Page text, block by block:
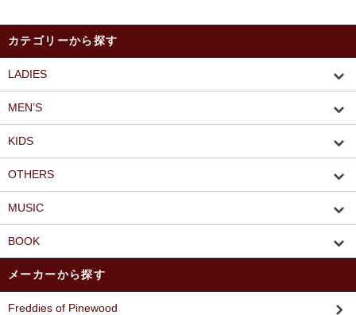
カテゴリーから探す
LADIES
MEN’S
KIDS
OTHERS
MUSIC
BOOK
メーカーから探す
Freddies of Pinewood